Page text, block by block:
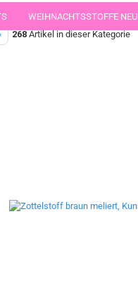
WEIHNACHTSSTOFFE NEU
ZUBEHÖR
268 Artikel in dieser Kategorie